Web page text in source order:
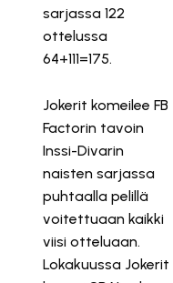
sarjassa 122
ottelussa
64+111=175.
Jokerit komeilee FB
Factorin tavoin
Inssi-Divarin
naisten sarjassa
puhtaalla pelillä
voitettuaan kaikki
viisi otteluaan.
Lokakuussa Jokerit